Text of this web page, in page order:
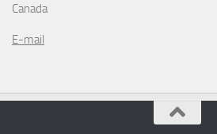
Canada
E-mail